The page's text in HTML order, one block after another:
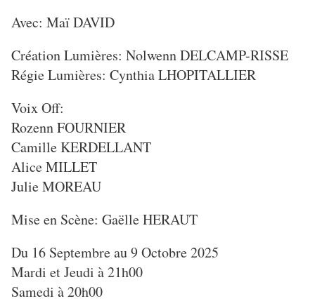
Avec: Maï DAVID
Création Lumières: Nolwenn DELCAMP-RISSE
Régie Lumières: Cynthia LHOPITALLIER
Voix Off:
Rozenn FOURNIER
Camille KERDELLANT
Alice MILLET
Julie MOREAU
Mise en Scène: Gaëlle HERAUT
Du 16 Septembre au 9 Octobre 2025
Mardi et Jeudi à 21h00
Samedi à 20h00